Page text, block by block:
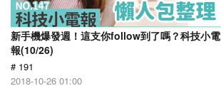
新手機爆發週！這支你follow到了嗎？科技小電
報(10/26)
# 191
2018-10-26 01:00